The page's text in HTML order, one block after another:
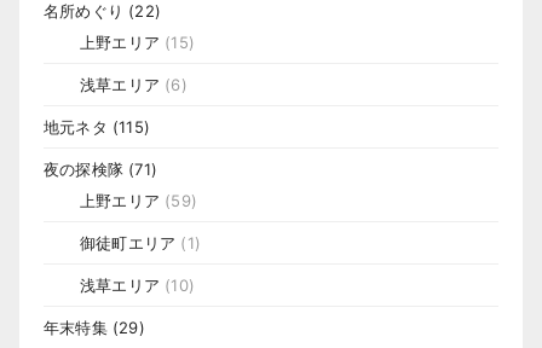
名所めぐり (22)
上野エリア (15)
浅草エリア (6)
地元ネタ (115)
夜の探検隊 (71)
上野エリア (59)
御徒町エリア (1)
浅草エリア (10)
年末特集(29)